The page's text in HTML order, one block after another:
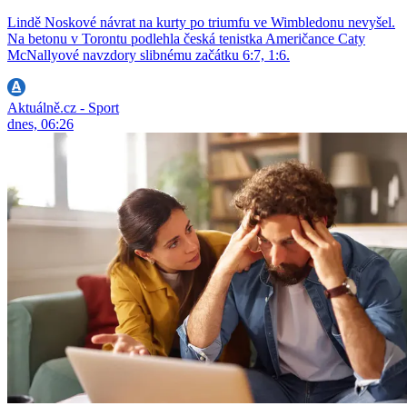
Lindě Noskové návrat na kurty po triumfu ve Wimbledonu nevyšel.
Na betonu v Torontu podlehla česká tenistka Američance Caty
McNallyové navzdory slibnému začátku 6:7, 1:6.
Aktuálně.cz - Sport
dnes, 06:26